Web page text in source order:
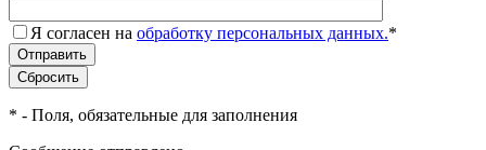
Я согласен на обработку персональных данных.*
* - Поля, обязательные для заполнения